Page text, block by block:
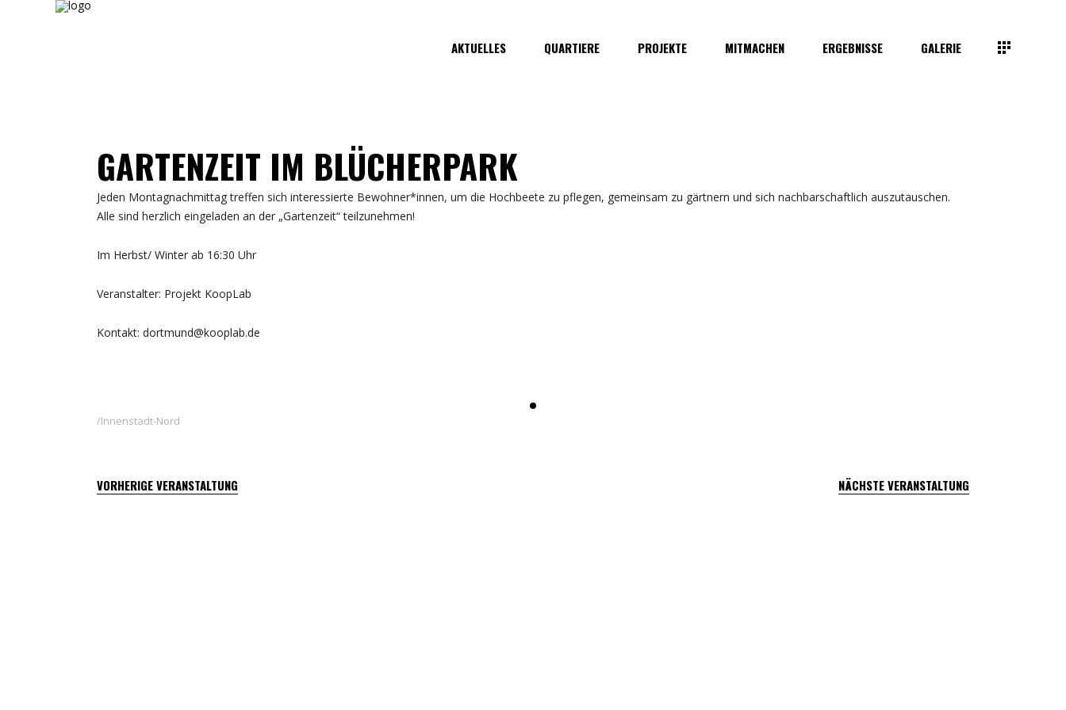
AKTUELLES QUARTIERE PROJEKTE MITMACHEN ERGEBNISSE GALERIE
GARTENZEIT IM BLÜCHERPARK
Jeden Montagnachmittag treffen sich interessierte Bewohner*innen, um die Hochbeete zu pflegen, gemeinsam zu gärtnern und sich nachbarschaftlich auszutauschen.
Alle sind herzlich eingeladen an der „Gartenzeit“ teilzunehmen!
Im Herbst/ Winter ab 16:30 Uhr
Veranstalter: Projekt KoopLab
Kontakt: dortmund@kooplab.de
Innenstadt-Nord
VORHERIGE VERANSTALTUNG NÄCHSTE VERANSTALTUNG